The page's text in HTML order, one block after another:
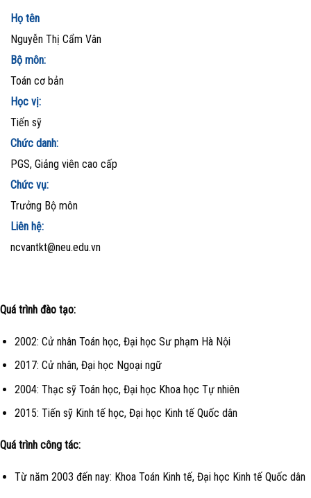
Họ tên
Nguyễn Thị Cẩm Vân
Bộ môn:
Toán cơ bản
Học vị:
Tiến sỹ
Chức danh:
PGS, Giảng viên cao cấp
Chức vụ:
Trưởng Bộ môn
Liên hệ:
ncvantkt@neu.edu.vn
Quá trình đào tạo:
2002: Cử nhân Toán học, Đại học Sư phạm Hà Nội
2017: Cử nhân, Đại học Ngoại ngữ
2004: Thạc sỹ Toán học, Đại học Khoa học Tự nhiên
2015: Tiến sỹ Kinh tế học, Đại học Kinh tế Quốc dân
Quá trình công tác:
Từ năm 2003 đến nay: Khoa Toán Kinh tế, Đại học Kinh tế Quốc dân